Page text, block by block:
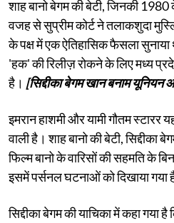
शाह बानो बेगम की बेटी, जिनकी
वजह से सुप्रीम कोर्ट ने तलाकशुदा
के पक्ष में एक ऐतिहासिक फैसला
'हक' की रिलीज़ रोकने के लिए मध्य
है। [सिद्दीका बेगम खान बनाम
इमरान हाशमी और यामी गौतम स्टारर
वाली है। शाह बानो की बेटी, सिद्दीका
फिल्म बानो के वारिसों की सहमति के
इसमें पर्सनल घटनाओं को दिखाया गया
सिद्दीका बेगम की याचिका में कहा